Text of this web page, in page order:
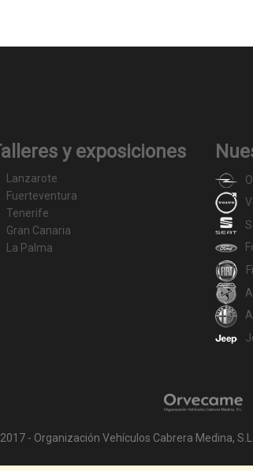
y exposiciones
Lanzarote
Fuerteventura
Tenerife
Gran Canaria
La Palma
- Organización Vehículos Cabrera Medina,